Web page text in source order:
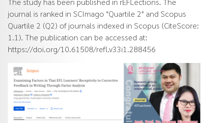
journal is ranked in SCImago "Quartile 2" and Scopus
Quartile 2 (Q2) of journals indexed in Scopus (CiteScore:
1.1). The publication can be accessed at:
https://doi.org/10.61508/refl.v33i1.288456